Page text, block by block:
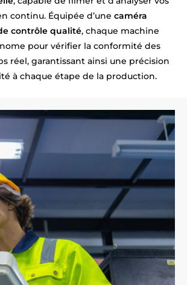
continu. Équipée d’une caméra
contrôle qualité, chaque machine
pour vérifier la conformité des
réel, garantissant ainsi une précision
à chaque étape de la production.